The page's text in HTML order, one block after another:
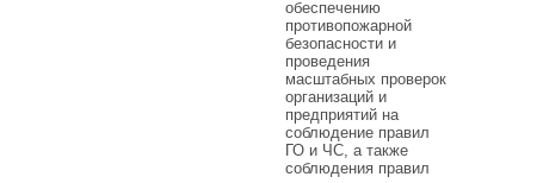
обеспечению
противопожарной
безопасности и
проведения
масштабных проверок
организаций и
предприятий на
соблюдение правил
ГО и ЧС, а также
соблюдения правил